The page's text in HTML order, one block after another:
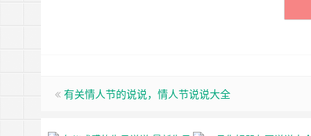
有关情人节的说说，情人节说说大全